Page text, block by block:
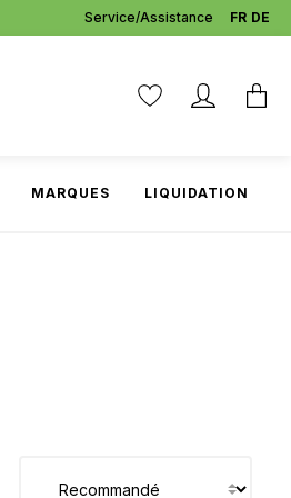
Service/Assistance DE
FR
MARQUES LIQUIDATION